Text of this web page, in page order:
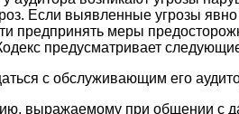
Если выявленные угрозы
предпринять меры
предусматривает
с обслуживающим его
выражаемому при общении с